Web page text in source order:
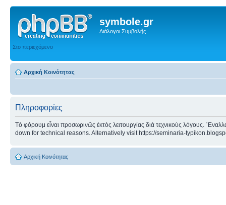
symbole.gr
Διάλογοι Συμβολῆς
Στο περιεχόμενο
Αρχική Κοινότητας
Πληροφορίες
Τὸ φόρουμ εἶναι προσωρινῶς ἐκτὸς λειτουργίας διὰ τεχνικοὺς λόγους.
down for technical reasons. Alternatively visit https://seminaria-
Αρχική Κοινότητας